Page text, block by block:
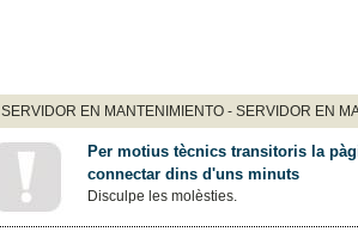
SERVIDOR EN MANTENIMIENTO - SERVIDOR EN
Per motius tècnics transitoris la
connectar dins d'uns minuts
Disculpe les molèsties.